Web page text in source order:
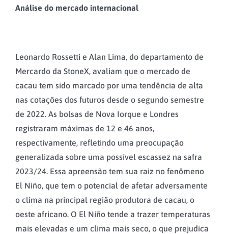
Análise do mercado internacional
Leonardo Rossetti e Alan Lima, do departamento de
Mercardo da StoneX, avaliam que o mercado de
cacau tem sido marcado por uma tendência de alta
nas cotações dos futuros desde o segundo semestre
de 2022. As bolsas de Nova Iorque e Londres
registraram máximas de 12 e 46 anos,
respectivamente, refletindo uma preocupação
generalizada sobre uma possível escassez na safra
2023/24. Essa apreensão tem sua raiz no fenômeno
El Niño, que tem o potencial de afetar adversamente
o clima na principal região produtora de cacau, o
oeste africano. O El Niño tende a trazer temperaturas
mais elevadas e um clima mais seco, o que prejudica